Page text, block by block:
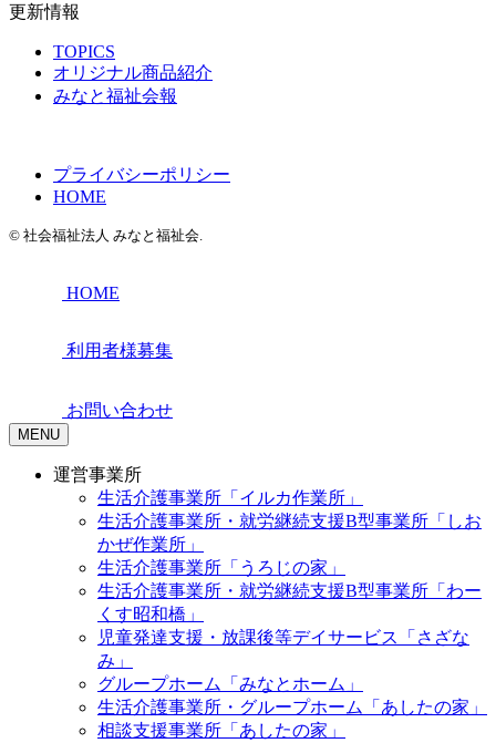
更新情報
TOPICS
オリジナル商品紹介
みなと福祉会報
プライバシーポリシー
HOME
© 社会福祉法人 みなと福祉会.
HOME
利用者様募集
お問い合わせ
MENU
運営事業所
生活介護事業所「イルカ作業所」
生活介護事業所・就労継続支援B型事業所「しお
かぜ作業所」
生活介護事業所「うろじの家」
生活介護事業所・就労継続支援B型事業所「わー
くす昭和橋」
児童発達支援・放課後等デイサービス「さざな
み」
グループホーム「みなとホーム」
生活介護事業所・グループホーム「あしたの家」
相談支援事業所「あしたの家」